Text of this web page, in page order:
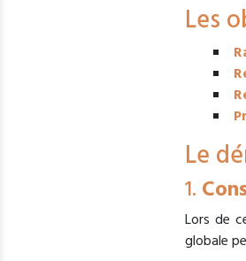
Les
Le
1.
Lors de
globale